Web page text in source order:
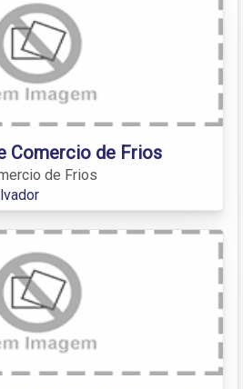
Comercio de Frios
de Frios